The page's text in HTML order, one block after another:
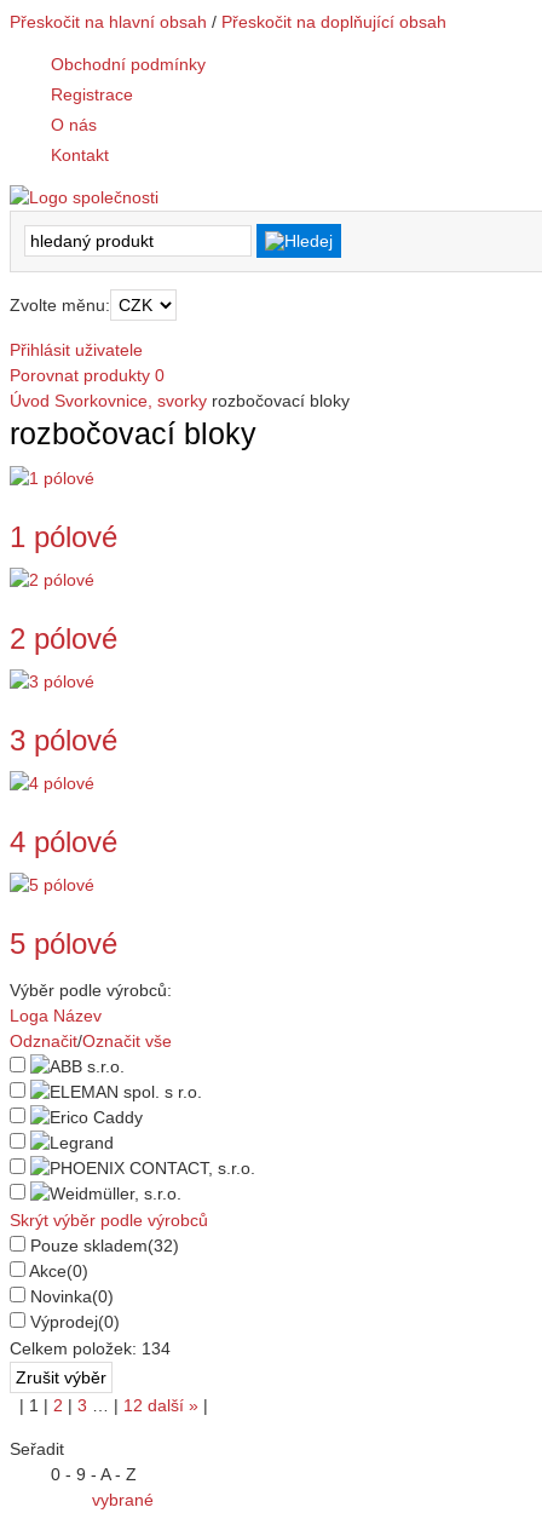
Přeskočit na hlavní obsah / Přeskočit na doplňující obsah
Obchodní podmínky
Registrace
O nás
Kontakt
Zvolte měnu:
Přihlásit uživatele
Porovnat produkty 0
Úvod Svorkovnice, svorky rozbočovací bloky
rozbočovací bloky
1 pólové
2 pólové
3 pólové
4 pólové
5 pólové
Výběr podle výrobců:
Loga Název
Odznačit/Označit vše
Skrýt výběr podle výrobců
Pouze skladem(32)
Akce(0)
Novinka(0)
Výprodej(0)
Celkem položek: 134
| 1 | 2 | 3 … | 12 další » |
Seřadit
0 - 9 - A - Z
vybrané